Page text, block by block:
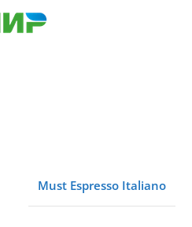
Must Espresso Italiano